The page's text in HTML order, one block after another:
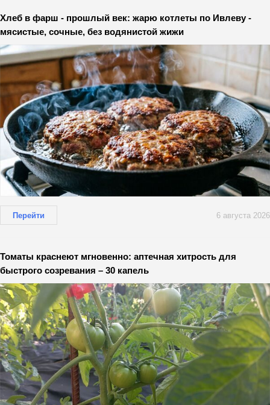
Хлеб в фарш - прошлый век: жарю котлеты по Ивлеву -
мясистые, сочные, без водянистой жижи
Перейти 6 августа 2026
Томаты краснеют мгновенно: аптечная хитрость для
быстрого созревания – 30 капель